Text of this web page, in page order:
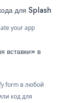
для Splash
your app
вставки» в
form в любой
код для